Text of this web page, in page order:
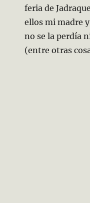
feria de
ellos mi madre
no se la perdía
(entre otras